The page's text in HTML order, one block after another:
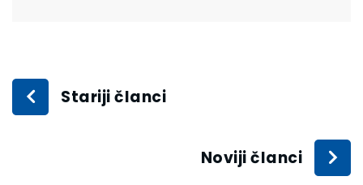
Stariji članci
Noviji članci